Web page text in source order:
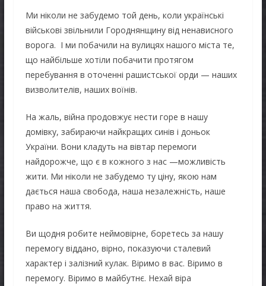
Ми ніколи не забудемо той день, коли українські
військові звільнили Городнянщину від ненависного
ворога. І ми побачили на вулицях нашого міста те,
що найбільше хотіли побачити протягом
перебування в оточенні рашистської орди — наших
визволителів, наших воїнів.
На жаль, війна продовжує нести горе в нашу
домівку, забираючи найкращих синів і доньок
України. Вони кладуть на вівтар перемоги
найдорожче, що є в кожного з нас —можливість
жити. Ми ніколи не забудемо ту ціну, якою нам
дається наша свобода, наша незалежність, наше
право на життя.
Ви щодня робите неймовірне, боретесь за нашу
перемогу віддано, вірно, показуючи сталевий
характер і залізний кулак. Віримо в вас. Віримо в
перемогу. Віримо в майбутнє. Нехай віра